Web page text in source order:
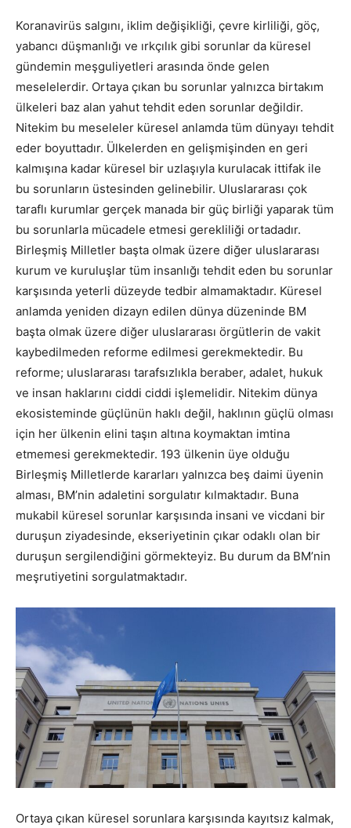
Koranavirüs salgını, iklim değişikliği, çevre kirliliği, göç,
yabancı düşmanlığı ve ırkçılık gibi sorunlar da küresel
gündemin meşguliyetleri arasında önde gelen
meselelerdir. Ortaya çıkan bu sorunlar yalnızca birtakım
ülkeleri baz alan yahut tehdit eden sorunlar değildir.
Nitekim bu meseleler küresel anlamda tüm dünyayı tehdit
eder boyuttadır. Ülkelerden en gelişmişinden en geri
kalmışına kadar küresel bir uzlaşıyla kurulacak ittifak ile
bu sorunların üstesinden gelinebilir. Uluslararası çok
taraflı kurumlar gerçek manada bir güç birliği yaparak tüm
bu sorunlarla mücadele etmesi gerekliliği ortadadır.
Birleşmiş Milletler başta olmak üzere diğer uluslararası
kurum ve kuruluşlar tüm insanlığı tehdit eden bu sorunlar
karşısında yeterli düzeyde tedbir almamaktadır. Küresel
anlamda yeniden dizayn edilen dünya düzeninde BM
başta olmak üzere diğer uluslararası örgütlerin de vakit
kaybedilmeden reforme edilmesi gerekmektedir. Bu
reforme; uluslararası tarafsızlıkla beraber, adalet, hukuk
ve insan haklarını ciddi ciddi işlemelidir. Nitekim dünya
ekosisteminde güçlünün haklı değil, haklının güçlü olması
için her ülkenin elini taşın altına koymaktan imtina
etmemesi gerekmektedir. 193 ülkenin üye olduğu
Birleşmiş Milletlerde kararları yalnızca beş daimi üyenin
alması, BM’nin adaletini sorgulatır kılmaktadır. Buna
mukabil küresel sorunlar karşısında insani ve vicdani bir
duruşun ziyadesinde, ekseriyetinin çıkar odaklı olan bir
duruşun sergilendiğini görmekteyiz. Bu durum da BM’nin
meşrutiyetini sorgulatmaktadır.
Ortaya çıkan küresel sorunlara karşısında kayıtsız kalmak,